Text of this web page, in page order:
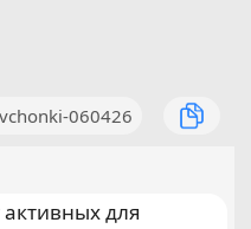
060426
для